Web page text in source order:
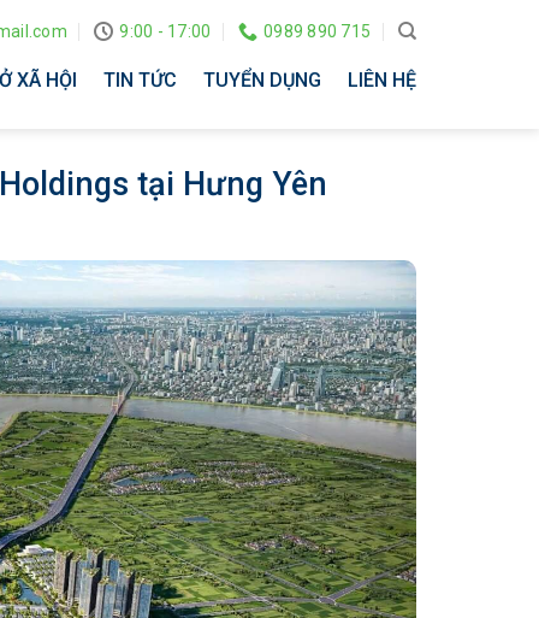
9:00 - 17:00 0989 890 715
XÃ HỘI TIN TỨC TUYỂN DỤNG LIÊN HỆ
tại Hưng Yên